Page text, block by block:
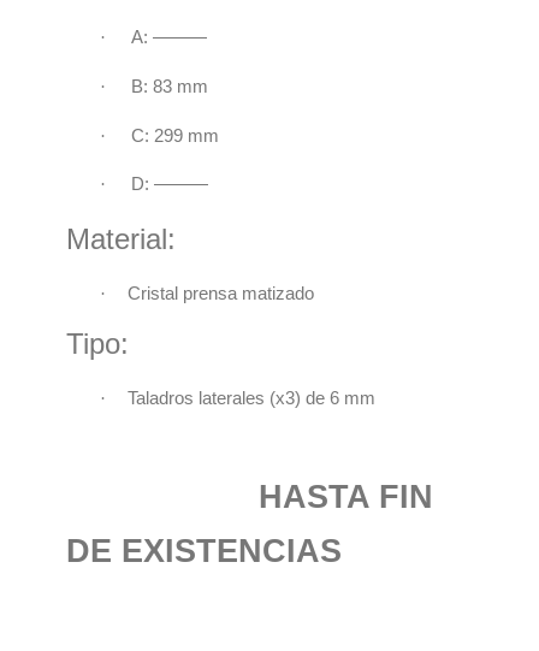
· A: ———
· B: 83 mm
· C: 299 mm
· D: ———
Material:
· Cristal prensa matizado
Tipo:
· Taladros laterales (x3) de 6 mm
HASTA FIN
DE EXISTENCIAS